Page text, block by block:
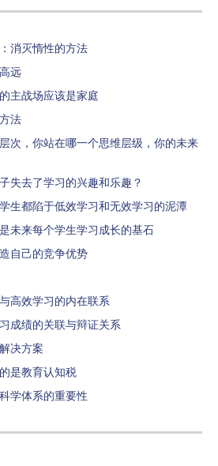
消灭惰性的方法
远
主战场应该是家庭
法
次，你站在哪一个思维层级，你的未来
失去了学习的兴趣和乐趣？
生都陷于低效学习和无效学习的泥潭
未来每个学生学习成长的基石
自己的竞争优势
高效学习的内在联系
成绩的关联与辩证关系
决方案
是教育认知税
学体系的重要性